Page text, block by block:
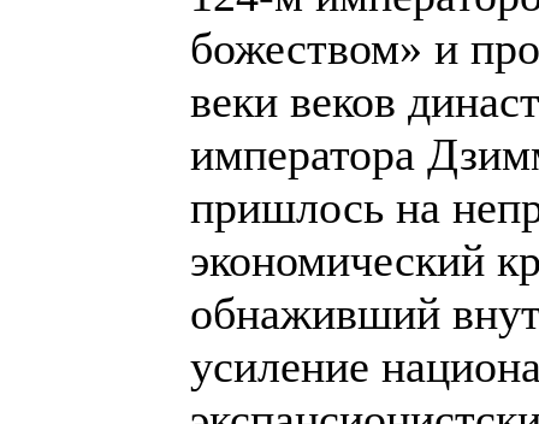
божеством» и
веки веков
императора
пришлось на
экономический
обнаживший
усиление